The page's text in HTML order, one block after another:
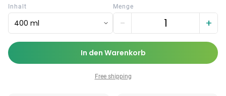
Inhalt
400 ml
Menge
− +
In den Warenkorb
Free shipping